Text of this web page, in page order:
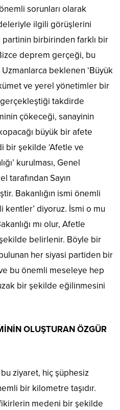
sorunları olarak
ilgili görüşlerini
partinin birbirinden farklı bir
deprem gerçeği, bu
beklenen ‘Büyük
ve yerel yönetimler bir
takdirde
çökeceği, sanayinin
büyük bir afete
bir şekilde ‘Afetle ve
kurulması, Genel
tarafından Sayın
Bakanlığın ismi önemli
kentler’ diyoruz. İsmi o mu
mı olur, Afetle
şekilde belirlenir. Böyle bir
her siyasi partiden bir
ve bu önemli meseleye hep
bir şekilde eğilinmesini
OLUŞTURAN ÖZGÜR
bu ziyaret, hiç şüphesiz
bir kilometre taşıdır.
medeni bir şekilde